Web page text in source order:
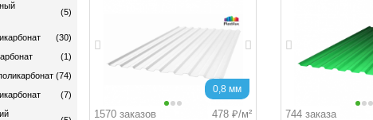
(5)
(30)
(1)
(74)
(7)
478 ₽/м²
1570 заказов
0,8 мм
744 заказа